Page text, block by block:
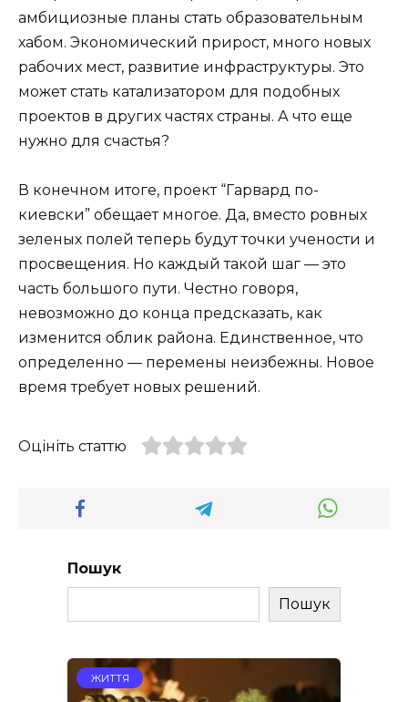
амбициозные планы стать образовательным
хабом. Экономический прирост, много новых
рабочих мест, развитие инфраструктуры. Это
может стать катализатором для подобных
проектов в других частях страны. А что еще
нужно для счастья?
В конечном итоге, проект “Гарвард по-
киевски” обещает многое. Да, вместо ровных
зеленых полей теперь будут точки учености и
просвещения. Но каждый такой шаг — это
часть большого пути. Честно говоря,
невозможно до конца предсказать, как
изменится облик района. Единственное, что
определенно — перемены неизбежны. Новое
время требует новых решений.
Оцініть статтю
Пошук
Пошук
ЖИТТЯ